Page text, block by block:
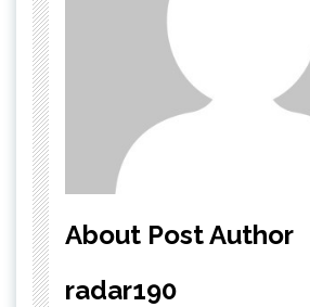
About Post Author
radar190